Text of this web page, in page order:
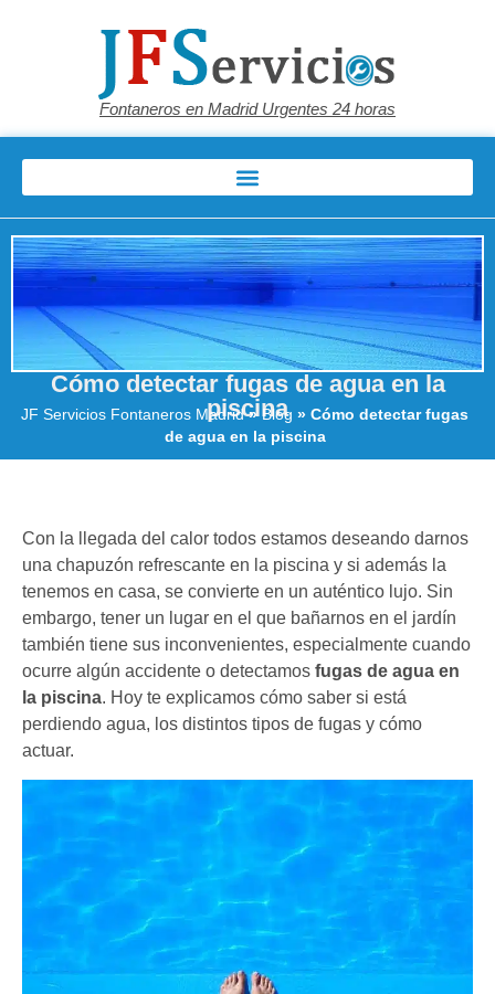
Fontaneros en Madrid Urgentes 24 horas
Cómo detectar fugas de agua en la
piscina
JF Servicios Fontaneros Madrid»Blog » Cómo detectar fugas
de agua en la piscina
Con la llegada del calor todos estamos deseando darnos
una chapuzón refrescante en la piscina y si además la
tenemos en casa, se convierte en un auténtico lujo. Sin
embargo, tener un lugar en el que bañarnos en el jardín
también tiene sus inconvenientes, especialmente cuando
ocurre algún accidente o detectamos fugas de agua en
la piscina. Hoy te explicamos cómo saber si está
perdiendo agua, los distintos tipos de fugas y cómo
actuar.